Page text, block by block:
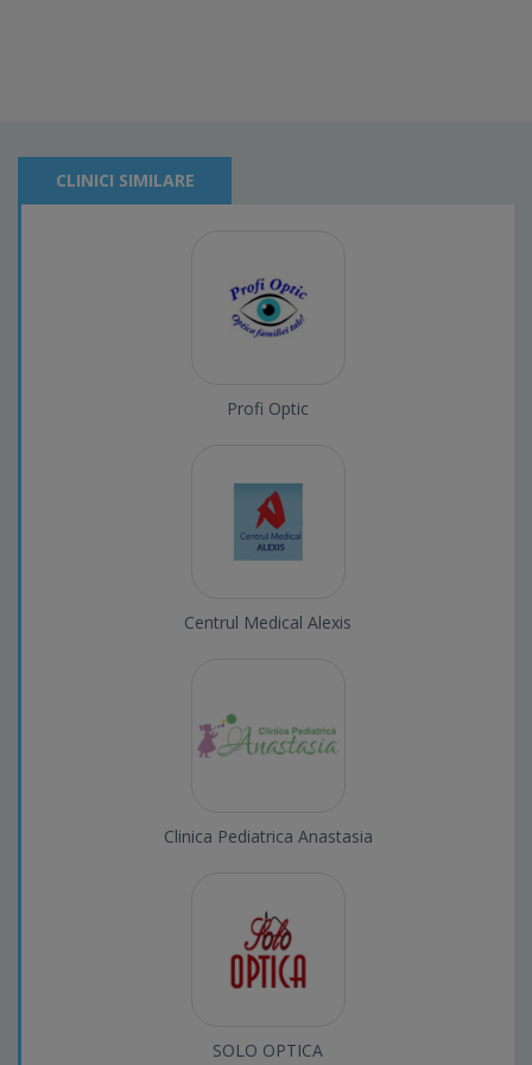
CLINICI SIMILARE
Profi Optic
Centrul Medical Alexis
Clinica Pediatrica Anastasia
SOLO OPTICA